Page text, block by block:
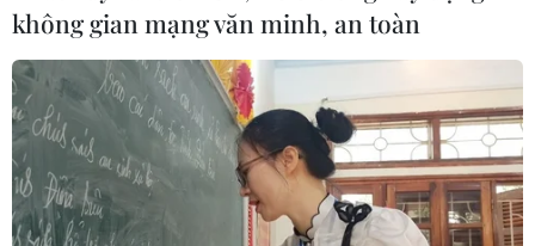
quan đến trực thăng chở Tổng thống
Trump
06/08/2026 04:38
Xem thêm
không gian mạng văn minh, an toàn